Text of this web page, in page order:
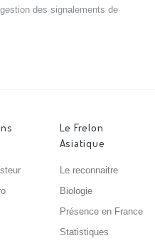
des signalements de
Le Frelon
Asiatique
Le reconnaitre
Biologie
Présence en France
Statistiques